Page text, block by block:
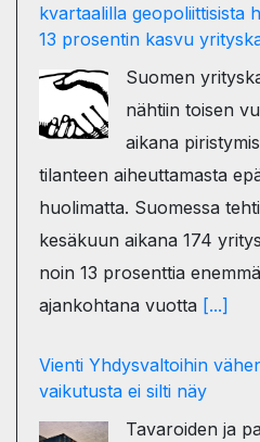
kvartaalilla geopoliittisista
13 prosentin kasvu
Suomen
nähtiin toisen
aikana
tilanteen aiheuttamasta
huolimatta. Suomessa
kesäkuun aikana 174
noin 13 prosenttia
ajankohtana vuotta [...]
Vienti Yhdysvaltoihin
vaikutusta ei silti näy
Tavaroiden ja